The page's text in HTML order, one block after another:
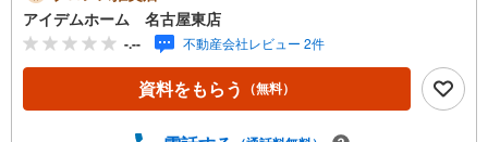
日のご来店・ご見学、大歓迎♪【安心】耐震等級3取得【品
質】設計住宅性能評価書、建設住宅性能評価書【充実】浴
室換気乾燥機、浄水器、LOW-Eガラス WIC、SI
C、パントリー、ファミリークローク■名鉄瀬戸線「尾張瀬
戸」駅 徒歩8分（約630m）■陶原小学校 :徒歩12分（約89
アイデムホーム 名古屋東店
-.-- 不動産会社レビュー 2件
資料をもらう （無料）